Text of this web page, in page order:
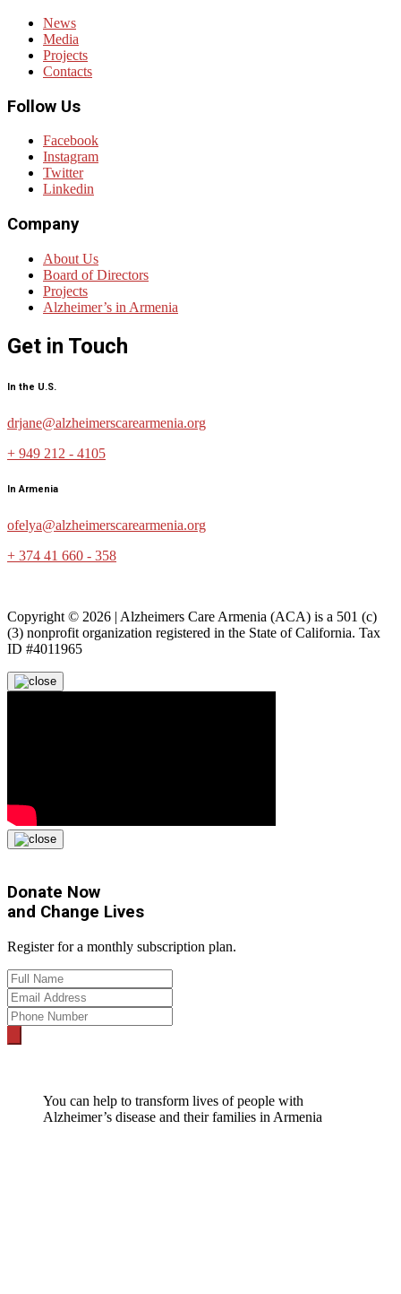
News
Media
Projects
Contacts
Follow Us
Facebook
Instagram
Twitter
Linkedin
Company
About Us
Board of Directors
Projects
Alzheimer’s in Armenia
Get in Touch
In the U.S.
drjane@alzheimerscarearmenia.org
+ 949 212 - 4105
In Armenia
ofelya@alzheimerscarearmenia.org
+ 374 41 660 - 358
Copyright © 2026 | Alzheimers Care Armenia (ACA) is a 501 (c)
(3) nonprofit organization registered in the State of California. Tax
ID #4011965
Donate Now
and Change Lives
Register for a monthly subscription plan.
You can help to transform lives of people with
Alzheimer’s disease and their families in Armenia